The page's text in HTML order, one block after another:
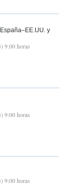
y
9.00 horas
9:00 horas
9:00 horas